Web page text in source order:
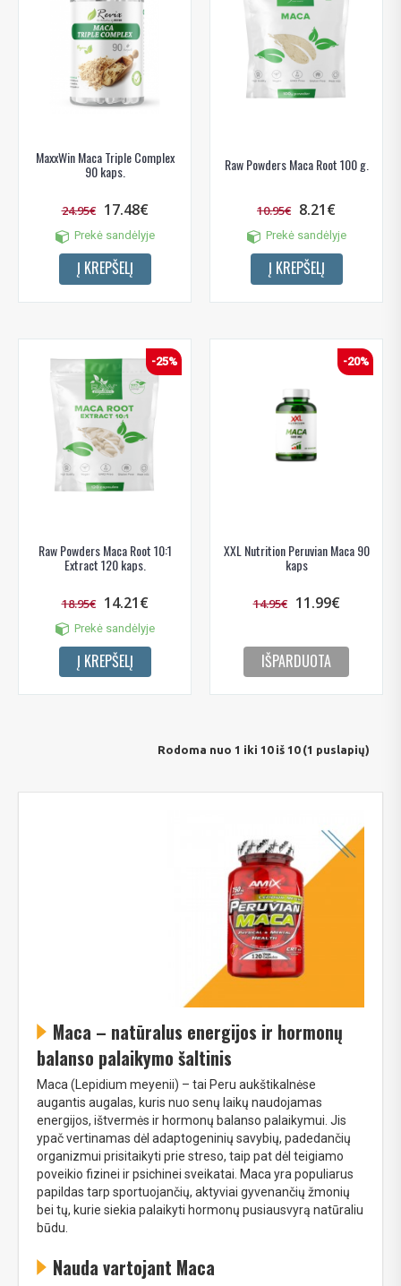
MaxxWin Maca Triple Complex
90 kaps.
24.95€ 17.48€
Prekė sandėlyje
Į KREPŠELĮ
Raw Powders Maca Root 100 g.
10.95€ 8.21€
Prekė sandėlyje
Į KREPŠELĮ
-25%
Raw Powders Maca Root 10:1
Extract 120 kaps.
18.95€ 14.21€
Prekė sandėlyje
Į KREPŠELĮ
-20%
XXL Nutrition Peruvian Maca 90
kaps
14.95€ 11.99€
IŠPARDUOTA
Rodoma nuo 1 iki 10 iš 10 (1 puslapių)
Maca – natūralus energijos ir hormonų
balanso palaikymo šaltinis
Maca (Lepidium meyenii) – tai Peru aukštikalnėse
augantis augalas, kuris nuo senų laikų naudojamas
energijos, ištvermės ir hormonų balanso palaikymui. Jis
ypač vertinamas dėl adaptogeninių savybių, padedančių
organizmui prisitaikyti prie streso, taip pat dėl teigiamo
poveikio fizinei ir psichinei sveikatai. Maca yra populiarus
papildas tarp sportuojančių, aktyviai gyvenančių žmonių
bei tų, kurie siekia palaikyti hormonų pusiausvyrą natūraliu
būdu.
Nauda vartojant Maca